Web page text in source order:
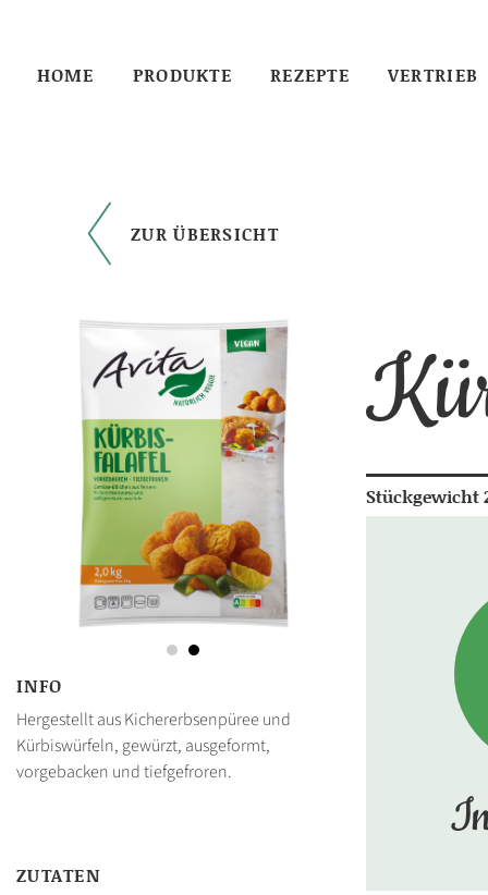
HOME
PRODUKTE REZEPTE VERTRIEB
ZUR ÜBERSICHT
INFO
Hergestellt aus Kichererbsenpüree und
Kürbiswürfeln, gewürzt, ausgeformt,
vorgebacken und tiefgefroren.
ZUTATEN
Stückgewicht